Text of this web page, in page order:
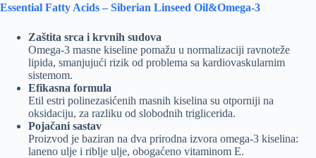
Essential Fatty Acids – Siberian Linseed Oil&Omega-3
Zaštita srca i krvnih sudova
Omega-3 masne kiseline pomažu u normalizaciji ravnoteže
lipida, smanjujući rizik od problema sa kardiovaskularnim
sistemom.
Efikasna formula
Etil estri polinezasićenih masnih kiselina su otporniji na
oksidaciju, za razliku od slobodnih triglicerida.
Pojačani sastav
Proizvod je baziran na dva prirodna izvora omega-3 kiselina:
laneno ulje i riblje ulje, obogaćeno vitaminom E.